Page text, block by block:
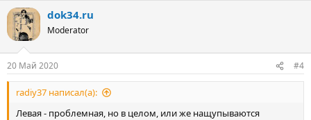
к
ц
и
dok34.ru
Moderator
20 Май 2020 #4
radiy37 написал(а):
Левая - проблемная, но в целом, или же нащупываются